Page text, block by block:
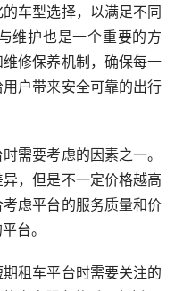
车型选择，以满足不同
维护也是一个重要的方
修保养机制，确保每一
户带来安全可靠的出行
需要考虑的因素之一。
，但是不一定价格越高
虑平台的服务质量和价
台。
租车平台时需要关注的